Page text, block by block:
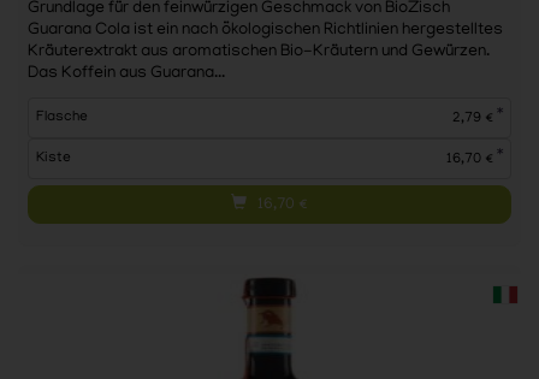
Grundlage für den feinwürzigen Geschmack von BioZisch
Guarana Cola ist ein nach ökologischen Richtlinien hergestelltes
Kräuterextrakt aus aromatischen Bio-Kräutern und Gewürzen.
Das Koffein aus Guarana...
Flasche 2,79 € *
Kiste 16,70 € *
16,70 €